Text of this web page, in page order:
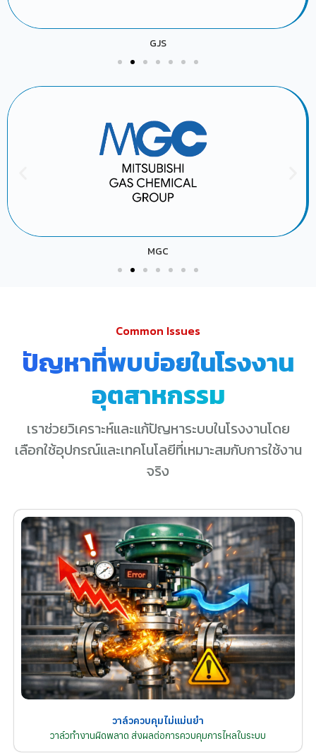
GLOBAL CHEMICAL
NESTLE
Common Issues
ปัญหาที่พบบ่อยในโรงงาน
อุตสาหกรรม
เราช่วยวิเคราะห์และแก้ปัญหาระบบในโรงงานโดย
เลือกใช้อุปกรณ์และเทคโนโลยีที่เหมาะสมกับการใช้งาน
จริง
วาล์วควบคุมไม่แม่นยำ
วาล์วทำงานผิดพลาด ส่งผลต่อการควบคุมการไหลในระบบ